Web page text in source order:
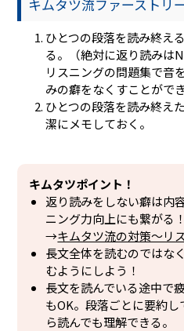
キムタツ流ファーストリ
ひとつの段落を読み終え
る。（絶対に返り読みは
リスニングの問題集で音
みの癖をなくすことがで
ひとつの段落を読み終え
潔にメモしておく。
キムタツポイント！
返り読みをしない癖は内
ニング力向上にも繋がる！
→キムタツ流の対策～リ
長文全体を読むのではな
むようにしよう！
長文を読んでいる途中で
もOK。段落ごとに要約
ら読んでも理解できる。